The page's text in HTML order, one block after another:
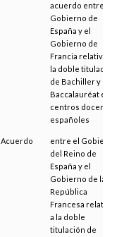
acuerdo entre el
Gobierno de
España y el
Gobierno de
Francia relativo a
la doble titulación
de Bachiller y de
Baccalauréat en
centros docentes
españoles
Acuerdo
entre el Gobierno
del Reino de
España y el
Gobierno de la
República
Francesa relativo
a la doble
titulación de